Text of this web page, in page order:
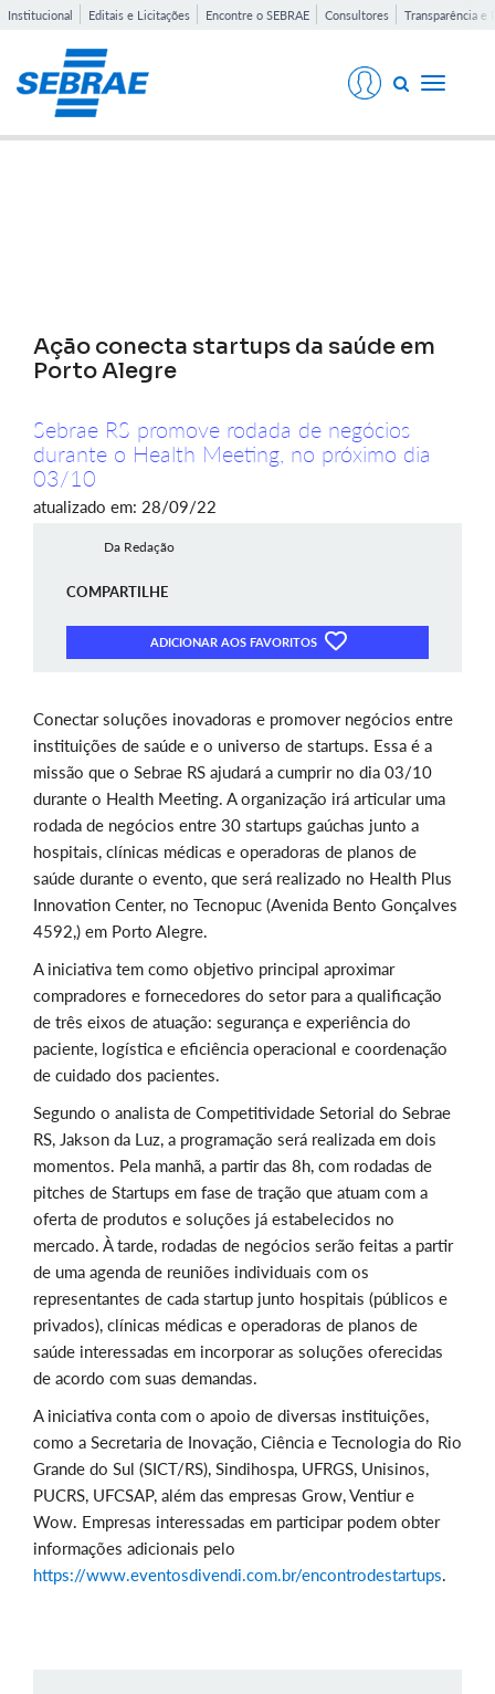
Institucional Editais e Licitações Encontre o SEBRAE Consultores Transparência e
Toggle
Ação conecta startups da saúde em
Porto Alegre
Sebrae RS promove rodada de negócios
durante o Health Meeting, no próximo dia
03/10
atualizado em: 28/09/22
Da Redação
COMPARTILHE
ADICIONAR AOS FAVORITOS
Conectar soluções inovadoras e promover negócios entre
instituições de saúde e o universo de startups. Essa é a
missão que o Sebrae RS ajudará a cumprir no dia 03/10
durante o Health Meeting. A organização irá articular uma
rodada de negócios entre 30 startups gaúchas junto a
hospitais, clínicas médicas e operadoras de planos de
saúde durante o evento, que será realizado no Health Plus
Innovation Center, no Tecnopuc (Avenida Bento Gonçalves
4592,) em Porto Alegre.
A iniciativa tem como objetivo principal aproximar
compradores e fornecedores do setor para a qualificação
de três eixos de atuação: segurança e experiência do
paciente, logística e eficiência operacional e coordenação
de cuidado dos pacientes.
Segundo o analista de Competitividade Setorial do Sebrae
RS, Jakson da Luz, a programação será realizada em dois
momentos. Pela manhã, a partir das 8h, com rodadas de
pitches de Startups em fase de tração que atuam com a
oferta de produtos e soluções já estabelecidos no
mercado. À tarde, rodadas de negócios serão feitas a partir
de uma agenda de reuniões individuais com os
representantes de cada startup junto hospitais (públicos e
privados), clínicas médicas e operadoras de planos de
saúde interessadas em incorporar as soluções oferecidas
de acordo com suas demandas.
A iniciativa conta com o apoio de diversas instituições,
como a Secretaria de Inovação, Ciência e Tecnologia do Rio
Grande do Sul (SICT/RS), Sindihospa, UFRGS, Unisinos,
PUCRS, UFCSAP, além das empresas Grow, Ventiur e
Wow. Empresas interessadas em participar podem obter
informações adicionais pelo
https://www.eventosdivendi.com.br/encontrodestartups.